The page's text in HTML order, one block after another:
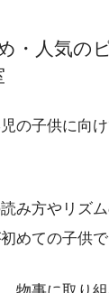
・人気の
の子供に向
み方やリズ
めての子供